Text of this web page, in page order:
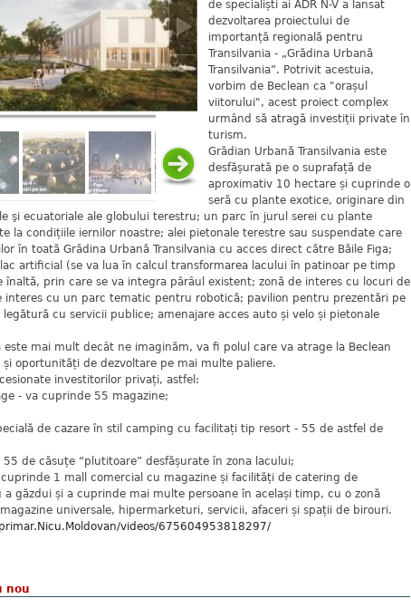
de specialiști ai ADR N-V a lansat
dezvoltarea proiectului de
importanță regională pentru
Transilvania - „Grădina Urbană
Transilvania”. Potrivit acestuia,
vorbim de Beclean ca "orașul
viitorului", acest proiect complex
urmând să atragă investiții private în
turism.
Grădian Urbană Transilvania este
desfășurată pe o suprafață de
aproximativ 10 hectare și cuprinde o
seră cu plante exotice, originare din
şi ecuatoriale ale globului terestru; un parc în jurul serei cu plante
la condițiile iernilor noastre; alei pietonale terestre sau suspendate care
în toată Grădina Urbană Transilvania cu acces direct către Băile Figa;
artificial (se va lua în calcul transformarea lacului în patinoar pe timp
înaltă, prin care se va integra pârâul existent; zonă de interes cu locuri de
interes cu un parc tematic pentru robotică; pavilion pentru prezentări pe
cu servicii publice; amenajare acces auto și velo și pietonale
este mai mult decât ne imaginăm, va fi polul care va atrage la Beclean
oportunități de dezvoltare pe mai multe paliere.
investitorilor privați, astfel:
- va cuprinde 55 magazine;
de cazare în stil camping cu facilitați tip resort - 55 de astfel de
de căsuțe “plutitoare” desfășurate în zona lacului;
1 mall comercial cu magazine și facilități de catering de
găzdui și a cuprinde mai multe persoane în același timp, cu o zonă
universale, hipermarketuri, servicii, afaceri și spații de birouri.
videos/675604953818297/
nou